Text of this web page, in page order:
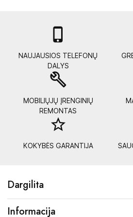

NAUJAUSIOS TELEFONŲ
DALYS
build
MOBILIŲJŲ ĮRENGINIŲ
REMONTAS
star_border
KOKYBĖS GARANTIJA
Dargilita
Informacija